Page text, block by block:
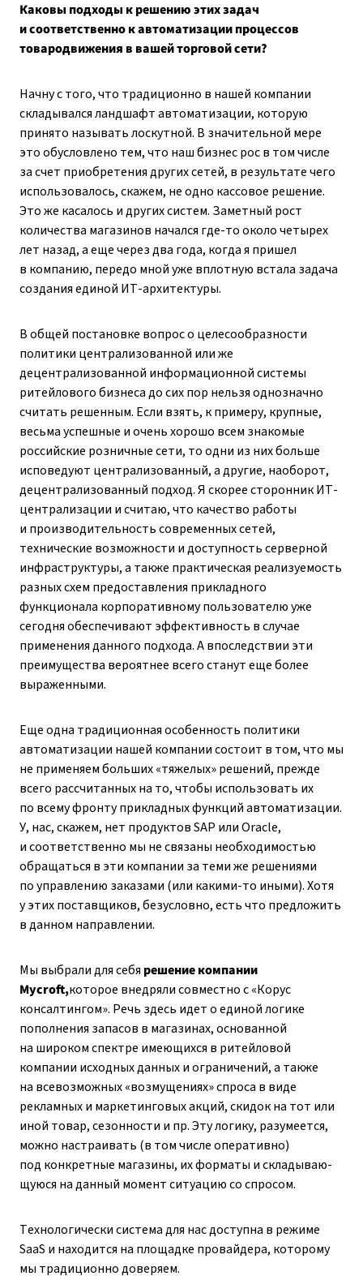
Каковы подходы к решению этих задач
и соответственно к автоматизации процессов
товародвижения в вашей торговой сети?
Начну с того, что традиционно в нашей компании
складывался ландшафт автоматизации, которую
принято называть лоскутной. В значительной мере
это обусловлено тем, что наш бизнес рос в том числе
за счет приобретения других сетей, в результате чего
использовалось, скажем, не одно кассовое решение.
Это же касалось и других систем. Заметный рост
количества магазинов начался где-то около четырех
лет назад, а еще через два года, когда я пришел
в компанию, передо мной уже вплотную встала задача
создания единой ИТ-архитектуры.
В общей постановке вопрос о целесообразности
политики централизованной или же
децентрализованной информационной системы
ритейлового бизнеса до сих пор нельзя однозначно
считать решенным. Если взять, к примеру, крупные,
весьма успешные и очень хорошо всем знакомые
российские розничные сети, то одни из них больше
исповедуют централизованный, а другие, наоборот,
децентрализованный подход. Я скорее сторонник ИТ-
централизации и считаю, что качество работы
и производительность современных сетей,
технические возможности и доступность серверной
инфраструктуры, а также практическая реализуемость
разных схем предоставления прикладного
функционала корпоративному пользователю уже
сегодня обеспечивают эффективность в случае
применения данного подхода. А впоследствии эти
преимущества вероятнее всего станут еще более
выраженными.
Еще одна традиционная особенность политики
автоматизации нашей компании состоит в том, что мы
не применяем больших «тяжелых» решений, прежде
всего рассчитанных на то, чтобы использовать их
по всему фронту прикладных функций автоматизации.
У, нас, скажем, нет продуктов SAP или Oracle,
и соответственно мы не связаны необходимостью
обращаться в эти компании за теми же решениями
по управлению заказами (или какими-то иными). Хотя
у этих поставщиков, безусловно, есть что предложить
в данном направлении.
Мы выбрали для себя решение компании
Mycroft,которое внедряли совместно с «Корус
консалтингом». Речь здесь идет о единой логике
пополнения запасов в магазинах, основанной
на широком спектре имеющихся в ритейловой
компании исходных данных и ограничений, а также
на всевозможных «воз­мущениях» спроса в виде
рекламных и маркетинговых акций, скидок на тот или
иной товар, сезонности и пр. Эту логику, разумеется,
можно настраивать (в том числе оперативно)
под конкретные магазины, их форматы и складываю­
щуюся на данный момент ситуацию со спросом.
Технологически система для нас доступна в режиме
SaaS и находится на площадке провайдера, которому
мы традиционно доверяем.